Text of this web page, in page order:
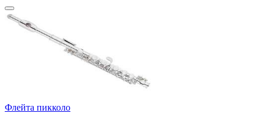
Флейта пикколо